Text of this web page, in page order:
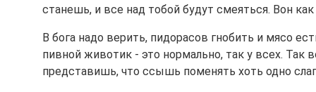
станешь, и все над тобой будут смеяться. Вон
В бога надо верить, пидорасов гнобить и мясо
пивной животик - это нормально, так у всех.
представишь, что ссышь поменять хоть одно